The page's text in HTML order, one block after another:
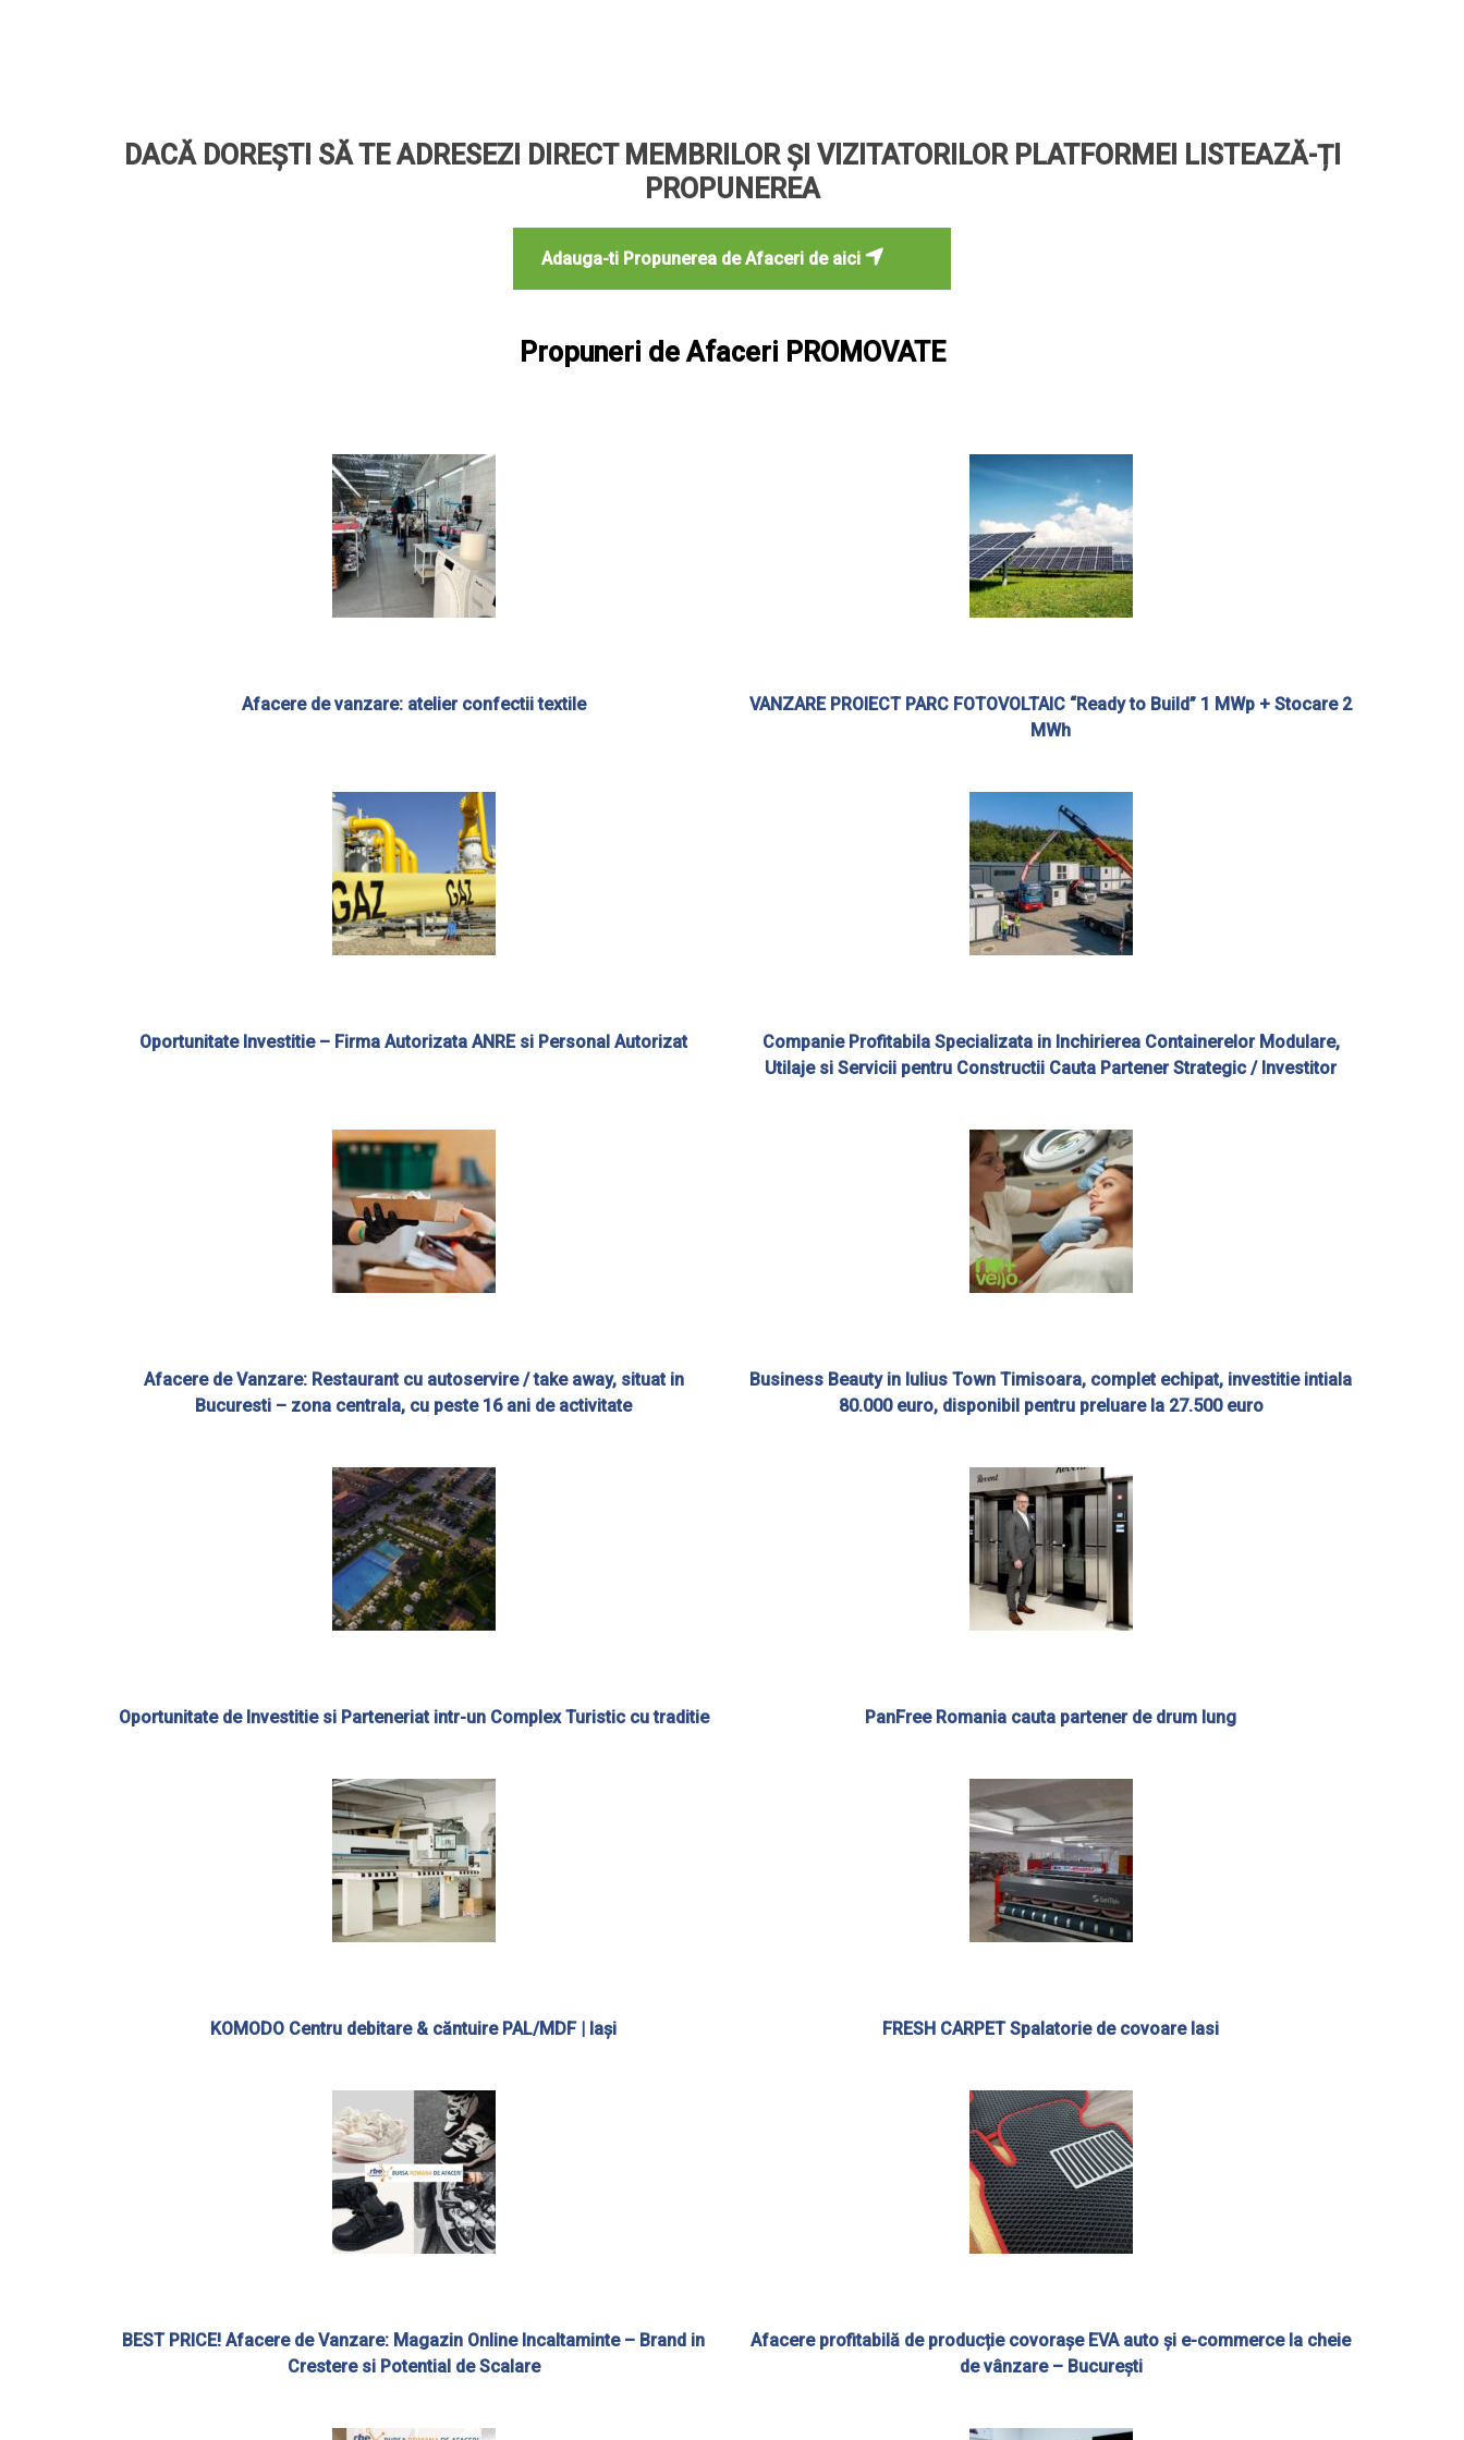
DACĂ DOREȘTI SĂ TE ADRESEZI DIRECT MEMBRILOR ȘI VIZITATORILOR PLATFORMEI LISTEAZĂ-ȚI
PROPUNEREA
Adauga-ti Propunerea de Afaceri de aici
Propuneri de Afaceri PROMOVATE
Afacere de vanzare: atelier confectii textile
VANZARE PROIECT PARC FOTOVOLTAIC “Ready to Build” 1 MWp + Stocare 2
MWh
Oportunitate Investitie – Firma Autorizata ANRE si Personal Autorizat
Companie Profitabila Specializata in Inchirierea Containerelor Modulare,
Utilaje si Servicii pentru Constructii Cauta Partener Strategic / Investitor
Afacere de Vanzare: Restaurant cu autoservire / take away, situat in
Bucuresti – zona centrala, cu peste 16 ani de activitate
Business Beauty in Iulius Town Timisoara, complet echipat, investitie intiala
80.000 euro, disponibil pentru preluare la 27.500 euro
Oportunitate de Investitie si Parteneriat intr-un Complex Turistic cu traditie PanFree Romania cauta partener de drum lung
KOMODO Centru debitare & căntuire PAL/MDF | Iași FRESH CARPET Spalatorie de covoare Iasi
BEST PRICE! Afacere de Vanzare: Magazin Online Incaltaminte – Brand in
Crestere si Potential de Scalare
Afacere profitabilă de producție covorașe EVA auto și e-commerce la cheie
de vânzare – București